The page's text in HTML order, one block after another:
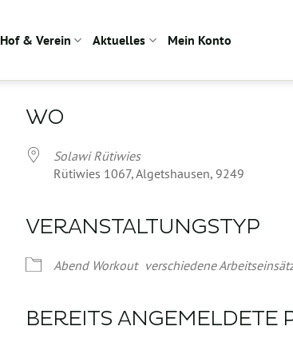
Hof & Verein Aktuelles Mein Konto
iCalendar
WO
Solawi Rütiwies
Rütiwies 1067, Algetshausen, 9249
VERANSTALTUNGSTYP
Abend Workout verschiedene
BEREITS ANGEMELDETE